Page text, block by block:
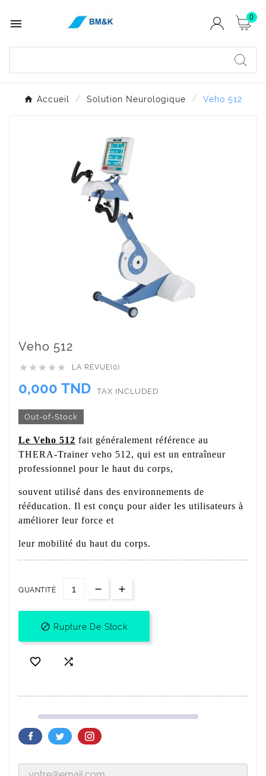
 0
Accueil Solution Neurologique Veho 512
Veho 512
     LA REVUE(0)
0,000 TND TAX INCLUDED
Out-of-Stock
Le Veho 512 fait généralement référence au
THERA-Trainer veho 512, qui est un entraîneur
professionnel pour le haut du corps,
souvent utilisé dans des environnements de
rééducation. Il est conçu pour aider les utilisateurs à
améliorer leur force et
leur mobilité du haut du corps.
QUANTITÉ :
 Rupture De Stock
 